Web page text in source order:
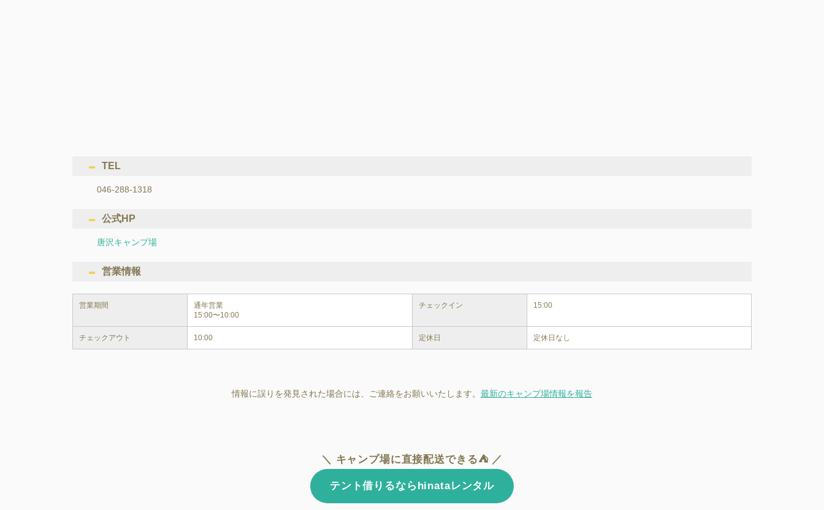
TEL
046-288-1318
公式HP
唐沢キャンプ場
営業情報
営業期間
通年営業
チェックイン 15:00
チェックアウト 10:00 定休日 定休日なし
情報に誤りを発見された場合には、ご連絡をお願いいたします。 最新のキャンプ場情報を報告
＼ キャンプ場に直接配送できる⛺ ／
テント借りるならhinataレンタル